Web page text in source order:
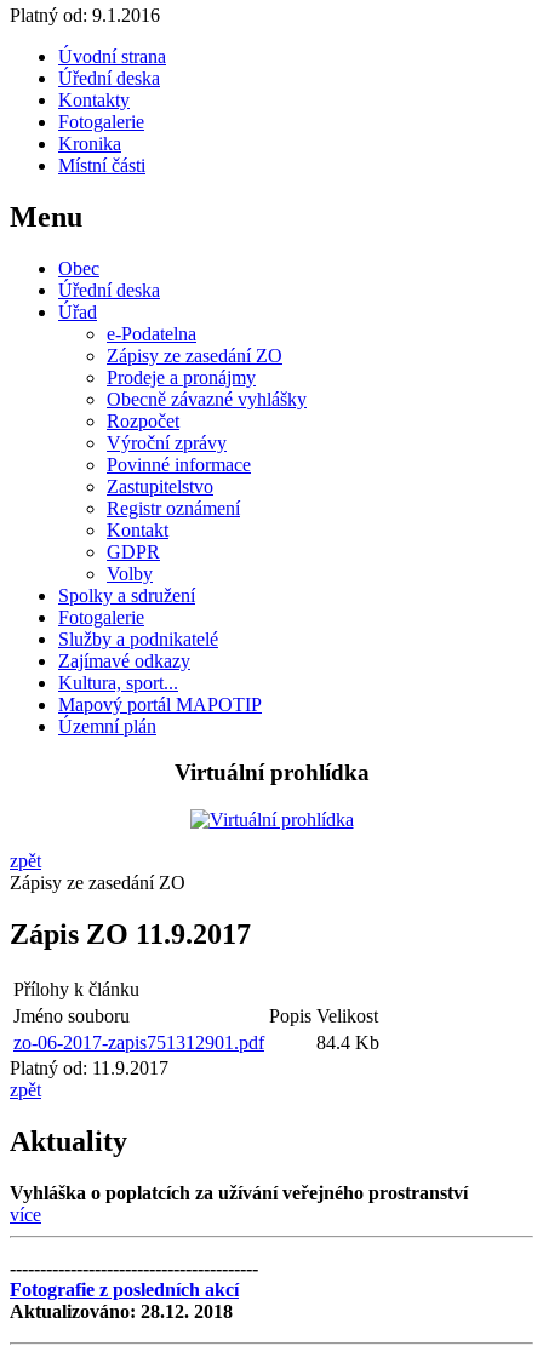
Platný od: 9.1.2016
Úvodní strana
Úřední deska
Kontakty
Fotogalerie
Kronika
Místní části
Menu
Obec
Úřední deska
Úřad
e-Podatelna
Zápisy ze zasedání ZO
Prodeje a pronájmy
Obecně závazné vyhlášky
Rozpočet
Výroční zprávy
Povinné informace
Zastupitelstvo
Registr oznámení
Kontakt
GDPR
Volby
Spolky a sdružení
Fotogalerie
Služby a podnikatelé
Zajímavé odkazy
Kultura, sport...
Mapový portál MAPOTIP
Územní plán
Virtuální prohlídka
zpět
Zápisy ze zasedání ZO
Zápis ZO 11.9.2017
Přílohy k článku
Jméno souboru
Popis Velikost
zo-06-2017-zapis751312901.pdf
84.4 Kb
Platný od: 11.9.2017
zpět
Aktuality
Vyhláška o poplatcích za užívání veřejného prostranství
více
-----------------------------------------
Fotografie z posledních akcí
Aktualizováno: 28.12. 2018